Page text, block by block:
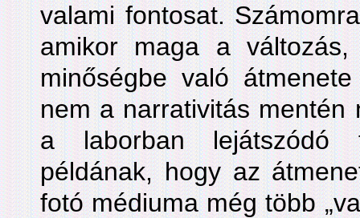
valami fontosat.
amikor maga a
minőségbe való
nem a narrativitás mentén
a laborban lejátszódó
példának, hogy az
fotó médiuma még több